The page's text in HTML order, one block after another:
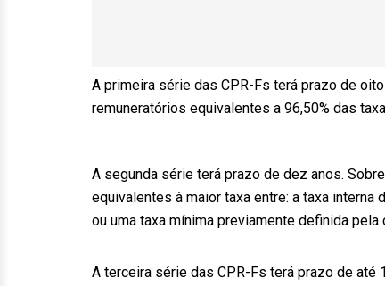
A primeira série das CPR-Fs terá prazo de
remuneratórios equivalentes a 96,50% das
A segunda série terá prazo de dez anos.
equivalentes à maior taxa entre: a taxa
ou uma taxa mínima previamente definida pela
A terceira série das CPR-Fs terá prazo de